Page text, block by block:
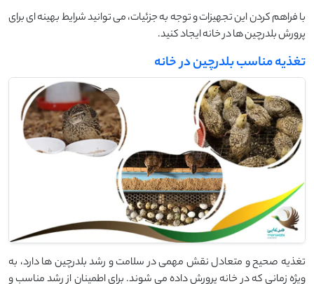
با فراهم کردن این تجهیزات و توجه به جزئیات، می‌ توانید شرایط بهینه ‌ای برای
پرورش بلدرچین‌ ها در خانه ایجاد کنید.
تغذیه مناسب بلدرچین در خانه
تغذیه صحیح و متعادل نقش مهمی در سلامت و رشد بلدرچین ‌ها دارد، به
ویژه زمانی که در خانه پرورش داده می ‌شوند. برای اطمینان از رشد مناسب و